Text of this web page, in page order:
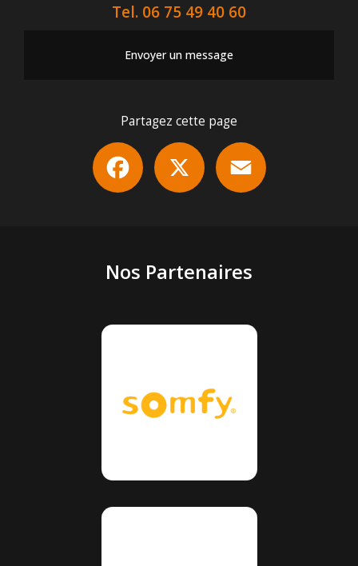
Tel. 06 75 49 40 60
Envoyer un message
Partagez cette page
Facebook
Nos Partenaires